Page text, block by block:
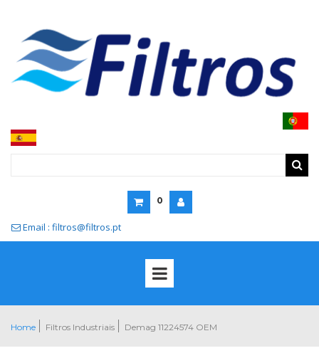
0
 Email : filtros@filtros.pt
Home Filtros Industriais Demag 11224574 OEM